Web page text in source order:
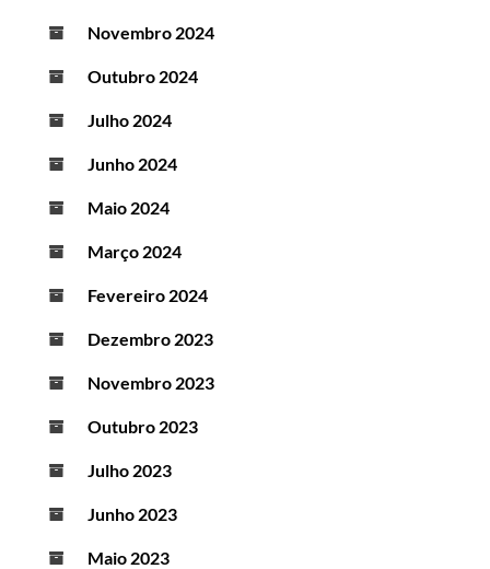
Novembro 2024
Outubro 2024
Julho 2024
Junho 2024
Maio 2024
Março 2024
Fevereiro 2024
Dezembro 2023
Novembro 2023
Outubro 2023
Julho 2023
Junho 2023
Maio 2023